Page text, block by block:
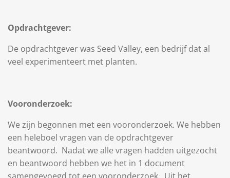
Opdrachtgever:
De opdrachtgever was Seed Valley, een bedrijf dat al
veel experimenteert met planten.
Vooronderzoek:
We zijn begonnen met een vooronderzoek. We hebben
een heleboel vragen van de opdrachtgever
beantwoord. Nadat we alle vragen hadden uitgezocht
en beantwoord hebben we het in 1 document